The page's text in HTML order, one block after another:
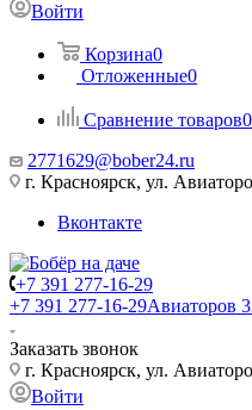
Войти
Корзина0
Отложенные0
Сравнение товаров0
2771629@bober24.ru
г. Красноярск, ул.
Вконтакте
+7 391 277-16-29
+7 391 277-16-29Авиаторов
Заказать звонок
г. Красноярск, ул.
Войти